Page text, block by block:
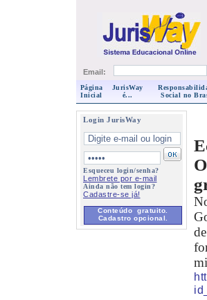
Email:
Página
Inicial
JurisWay
é...
Social no
Login JurisWay
Esqueceu login/senha?
Lembrete por e-mail
Ainda não tem login?
Cadastre-se já!
Conteúdo gratuito.
Cadastro opcional.